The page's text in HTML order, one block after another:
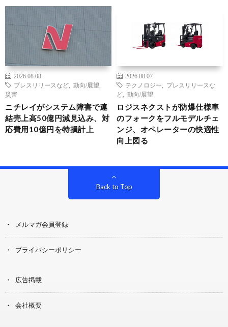
2026.08.08
プレスリリースなど
動向/展望
災害
ニチレイがシステム障害で連
結売上高50億円減見込み、対
応費用10億円を特損計上
2026.08.07
テクノロジー
プレスリリースな
ど
動向/展望
ロジスネクストが防爆仕様車
のフォークをフルモデルチェ
ンジ、オペレーターの快適性
向上図る
Back to Top
メルマガ会員登録
プライバシーポリシー
広告掲載
会社概要